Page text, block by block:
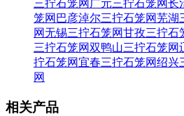
三拧石笼网 广元三拧石笼网长
笼网 巴彦淖尔三拧石笼网芜湖
网无锡三拧石笼网甘孜三拧石
三拧石笼网双鸭山三拧石笼网
拧石笼网宜春三拧石笼网绍兴
网
相关产品